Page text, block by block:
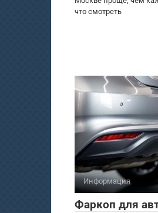
что смотреть
Информация
Фаркоп для